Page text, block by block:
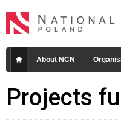
About NCN
Projects